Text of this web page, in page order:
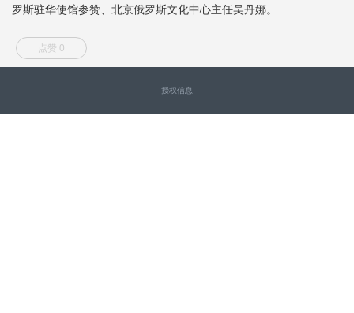
罗斯驻华使馆参赞、北京俄罗斯文化中心主任吴丹娜。
点赞 0
授权信息